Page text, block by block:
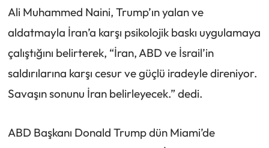
Ali Muhammed Naini, Trump’ın yalan ve
aldatmayla İran’a karşı psikolojik baskı uygulamaya
çalıştığını belirterek, “İran, ABD ve İsrail’in
saldırılarına karşı cesur ve güçlü iradeyle direniyor.
Savaşın sonunu İran belirleyecek.” dedi.
ABD Başkanı Donald Trump dün Miami’de